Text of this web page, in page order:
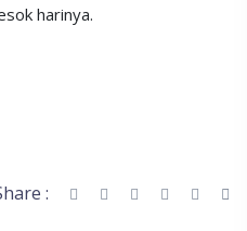
harinya.
: